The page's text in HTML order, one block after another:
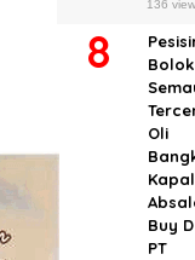
136
Oli
Buy
PT